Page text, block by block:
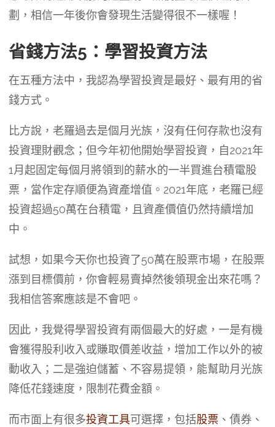
劃，相信一年後你會發現生活變得很不一樣喔！
省錢方法5：學習投資方法
在五種方法中，我認為學習投資是最好、最有用的省
錢方式。
比方說，老羅過去是個月光族，沒有任何存款也沒有
投資理財觀念；但今年初他開始學習投資，自2021年
1月起固定每個月將領到的薪水的一半買進台積電股
票，當作定存順便為資產增值。2021年底，老羅已經
投資超過50萬在台積電，且資產價值仍然持續增加
中。
試想，如果今天你也投資了50萬在股票市場，在股票
漲到目標價前，你會輕易賣掉然後領現金出來花嗎？
我相信答案應該是不會吧。
因此，我覺得學習投資有兩個最大的好處，一是有機
會獲得股利收入或賺取價差收益，增加工作以外的被
動收入；二是強迫儲蓄、不容易提領，能幫助月光族
降低花錢速度，限制花費金額。
而市面上有很多投資工具可選擇，包括股票 、債券、